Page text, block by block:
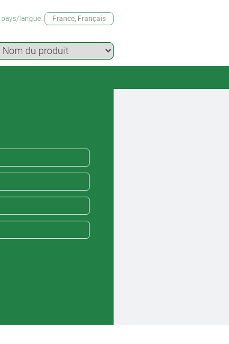
pays/langue France, Français